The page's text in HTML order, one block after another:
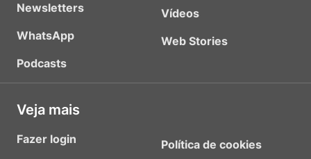
Newsletters
WhatsApp
Podcasts
Vídeos
Web Stories
Veja mais
Fazer login
Política de cookies